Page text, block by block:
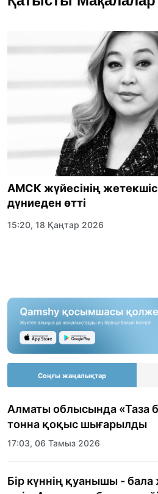
АМСК жүйесінің
дүниеден өтті
15:20, 18 Қаңтар 2026
Соңғы жаңалықтар
Алматы облысында «Таза
тонна қоқыс шығарылды
17:03, 06 Тамыз 2026
Бір күннің қуанышы - бала